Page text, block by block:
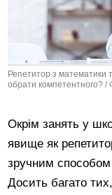
Репетитор з математики
обрати компетентного? /
Окрім занять у
явище як
зручним способом
Досить багато